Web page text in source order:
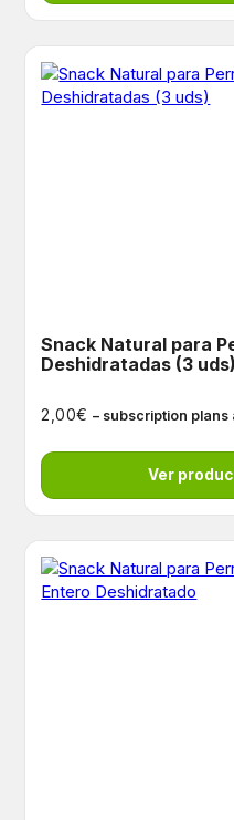
Snack Natural para
Deshidratadas (3 uds)
2,00€ – subscription plans
Ver